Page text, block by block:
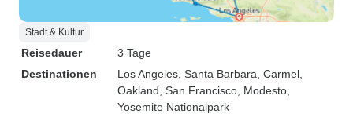
Stadt & Kultur
Reisedauer
3 Tage
Destinationen
Los Angeles , Santa Barbara , Carmel
Oakland , San Francisco , Modesto
Yosemite Nationalpark